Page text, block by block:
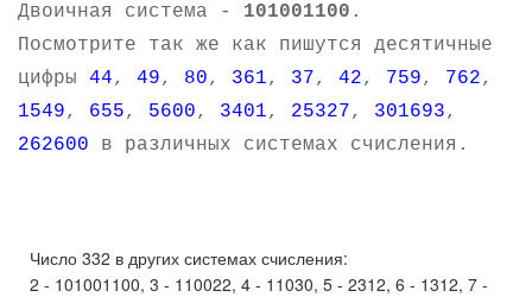
Двоичная система - 101001100 .
Посмотрите так же как пишутся десятичные
цифры 44, 49, 80, 361, 37, 42, 759, 762,
1549, 655, 5600, 3401, 25327, 301693,
262600 в различных системах счисления.
Число 332 в других системах счисления:
2 - 101001100, 3 - 110022, 4 - 11030, 5 - 2312, 6 - 1312, 7 -